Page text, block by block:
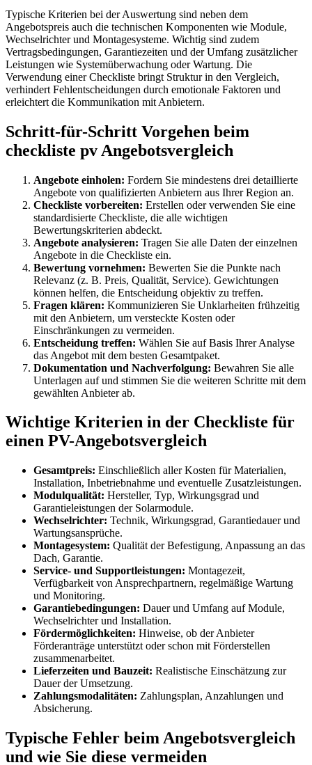
Typische Kriterien bei der Auswertung sind neben dem
Angebotspreis auch die technischen Komponenten wie Module,
Wechselrichter und Montagesysteme. Wichtig sind zudem
Vertragsbedingungen, Garantiezeiten und der Umfang zusätzlicher
Leistungen wie Systemüberwachung oder Wartung. Die
Verwendung einer Checkliste bringt Struktur in den Vergleich,
verhindert Fehlentscheidungen durch emotionale Faktoren und
erleichtert die Kommunikation mit Anbietern.
Schritt-für-Schritt Vorgehen beim
checkliste pv Angebotsvergleich
Angebote einholen: Fordern Sie mindestens drei detaillierte
Angebote von qualifizierten Anbietern aus Ihrer Region an.
Checkliste vorbereiten: Erstellen oder verwenden Sie eine
standardisierte Checkliste, die alle wichtigen
Bewertungskriterien abdeckt.
Angebote analysieren: Tragen Sie alle Daten der einzelnen
Angebote in die Checkliste ein.
Bewertung vornehmen: Bewerten Sie die Punkte nach
Relevanz (z. B. Preis, Qualität, Service). Gewichtungen
können helfen, die Entscheidung objektiv zu treffen.
Fragen klären: Kommunizieren Sie Unklarheiten frühzeitig
mit den Anbietern, um versteckte Kosten oder
Einschränkungen zu vermeiden.
Entscheidung treffen: Wählen Sie auf Basis Ihrer Analyse
das Angebot mit dem besten Gesamtpaket.
Dokumentation und Nachverfolgung: Bewahren Sie alle
Unterlagen auf und stimmen Sie die weiteren Schritte mit dem
gewählten Anbieter ab.
Wichtige Kriterien in der Checkliste für
einen PV-Angebotsvergleich
Gesamtpreis: Einschließlich aller Kosten für Materialien,
Installation, Inbetriebnahme und eventuelle Zusatzleistungen.
Modulqualität: Hersteller, Typ, Wirkungsgrad und
Garantieleistungen der Solarmodule.
Wechselrichter: Technik, Wirkungsgrad, Garantiedauer und
Wartungsansprüche.
Montagesystem: Qualität der Befestigung, Anpassung an das
Dach, Garantie.
Service- und Supportleistungen: Montagezeit,
Verfügbarkeit von Ansprechpartnern, regelmäßige Wartung
und Monitoring.
Garantiebedingungen: Dauer und Umfang auf Module,
Wechselrichter und Installation.
Fördermöglichkeiten: Hinweise, ob der Anbieter
Förderanträge unterstützt oder schon mit Förderstellen
zusammenarbeitet.
Lieferzeiten und Bauzeit: Realistische Einschätzung zur
Dauer der Umsetzung.
Zahlungsmodalitäten: Zahlungsplan, Anzahlungen und
Absicherung.
Typische Fehler beim Angebotsvergleich
und wie Sie diese vermeiden